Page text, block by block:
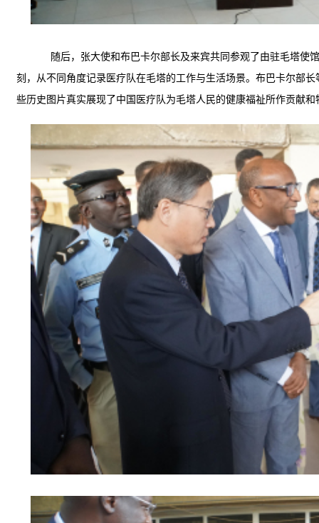
随后，张大使和布巴卡尔部长及来宾共同参观了由驻毛塔使
刻，从不同角度记录医疗队在毛塔的工作与生活场景。布巴卡尔部长
些历史图片真实展现了中国医疗队为毛塔人民的健康福祉所作贡献